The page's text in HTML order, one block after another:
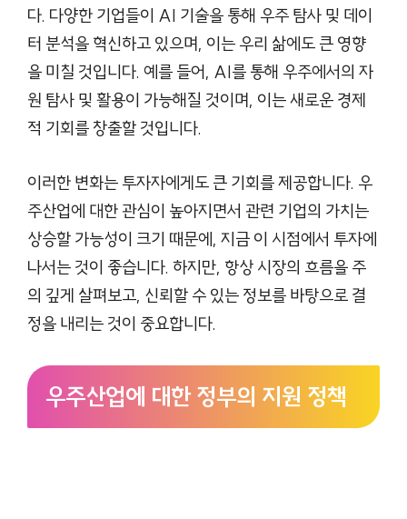
다. 다양한 기업들이 AI 기술을 통해 우주 탐사 및 데이
터 분석을 혁신하고 있으며, 이는 우리 삶에도 큰 영향
을 미칠 것입니다. 예를 들어, AI를 통해 우주에서의 자
원 탐사 및 활용이 가능해질 것이며, 이는 새로운 경제
적 기회를 창출할 것입니다.
이러한 변화는 투자자에게도 큰 기회를 제공합니다. 우
주산업에 대한 관심이 높아지면서 관련 기업의 가치는
상승할 가능성이 크기 때문에, 지금 이 시점에서 투자에
나서는 것이 좋습니다. 하지만, 항상 시장의 흐름을 주
의 깊게 살펴보고, 신뢰할 수 있는 정보를 바탕으로 결
정을 내리는 것이 중요합니다.
우주산업에 대한 정부의 지원 정책